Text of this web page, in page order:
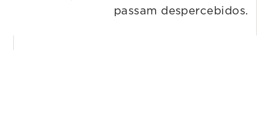
passam despercebidos.